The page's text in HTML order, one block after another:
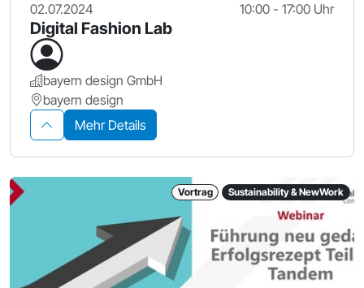
02.07.2024 10:00 - 17:00 Uhr
Digital Fashion Lab
bayern design GmbH
bayern design
Mehr Details
Vortrag Sustainability & NewWork